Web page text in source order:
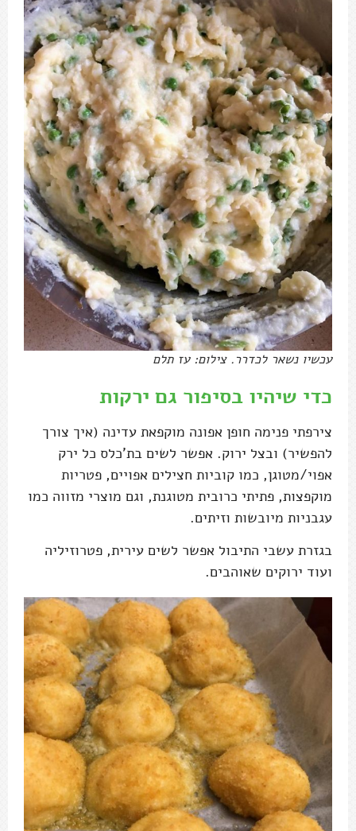
עכשיו נשאר לכדרר. צילום: עז תלם
כדי שיהיו בסיפור גם ירקות
צירפתי פנימה חופן אפונה מוקפאת עדינה (איך צורך
להפשיר) ובצל ירוק. אפשר לשים בת'כלס כל ירק
אפוי/מטוגן, כמו קוביות חצילים אפויים, פטריות
מוקפצות, פתיתי כרובית מטוגנת, וגם מוצרי מזווה כמו
עגבניות מיובשות וזיתים.
בגזרת עשבי התיבול אפשר לשים עירית, פטרוזיליה
ועוד ירוקים שאוהבים.